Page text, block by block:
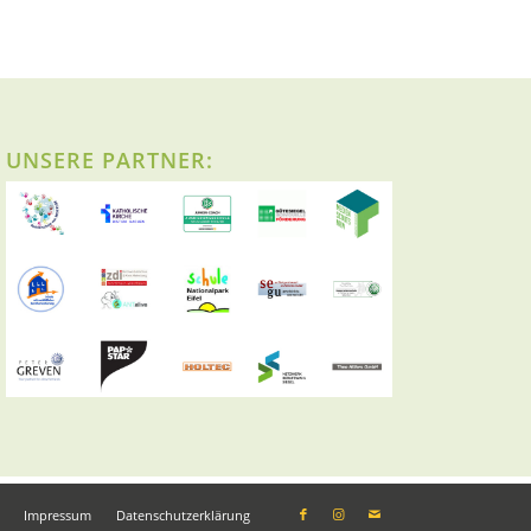
UNSERE PARTNER:
Impressum Datenschutzerklärung